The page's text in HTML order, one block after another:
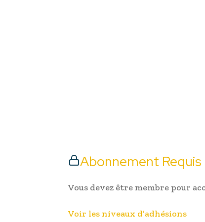
Abonnement Requis
Vous devez être membre pour
Voir les niveaux d’adhésions